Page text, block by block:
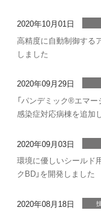
2020年10月01日
高精度に自動制御する
しました
2020年09月29日
「パンデミック®エマ
感染症対応病棟を追加
2020年09月03日
環境に優しいシールド
クBD」を開発しました
2020年08月18日